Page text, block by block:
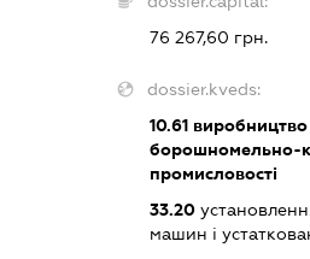
76 267,60 грн.
dossier.kveds:
10.61 виробництво
борошномельно-
промисловості
33.20
машин і